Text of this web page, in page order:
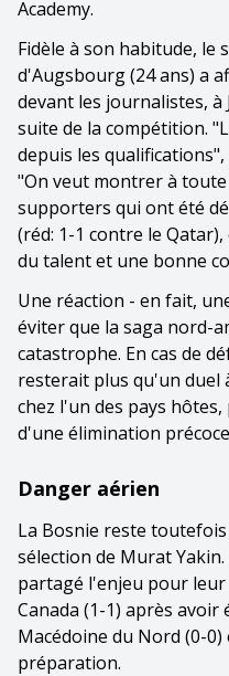
Academy.
Fidèle à son habitude, le
d'Augsbourg (24 ans) a
devant les journalistes,
suite de la compétition.
depuis les
"On veut montrer à toute
supporters qui ont été
(réd: 1-1 contre le
du talent et une bonne
Une réaction - en fait,
éviter que la saga nord-
catastrophe. En cas de
resterait plus qu'un duel
chez l'un des pays
d'une élimination
Danger aérien
La Bosnie reste
sélection de Murat
partagé l'enjeu pour
Canada (1-1) après avoir
Macédoine du Nord (0-0)
préparation.